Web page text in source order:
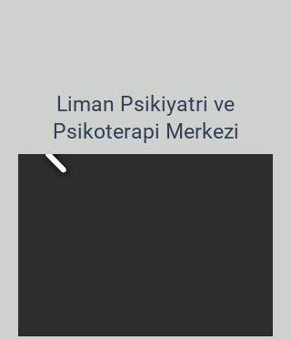
Liman Psikiyatri ve
Psikoterapi Merkezi